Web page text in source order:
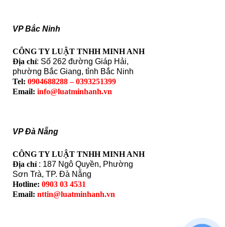
VP Bắc Ninh
CÔNG TY LUẬT TNHH MINH ANH
Địa chỉ: Số 262 đường Giáp Hải,
phường Bắc Giang, tỉnh Bắc Ninh
Tel: 0904688288 – 0393251399
Email: info@luatminhanh.vn
VP Đà Nẵng
CÔNG TY LUẬT TNHH MINH ANH
Địa chỉ : 187 Ngô Quyền, Phường
Sơn Trà, TP. Đà Nẵng
Hotline: 0903 03 4531
Email: nttin@luatminhanh.vn